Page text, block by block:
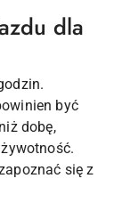
dla
być
dobę,
się z